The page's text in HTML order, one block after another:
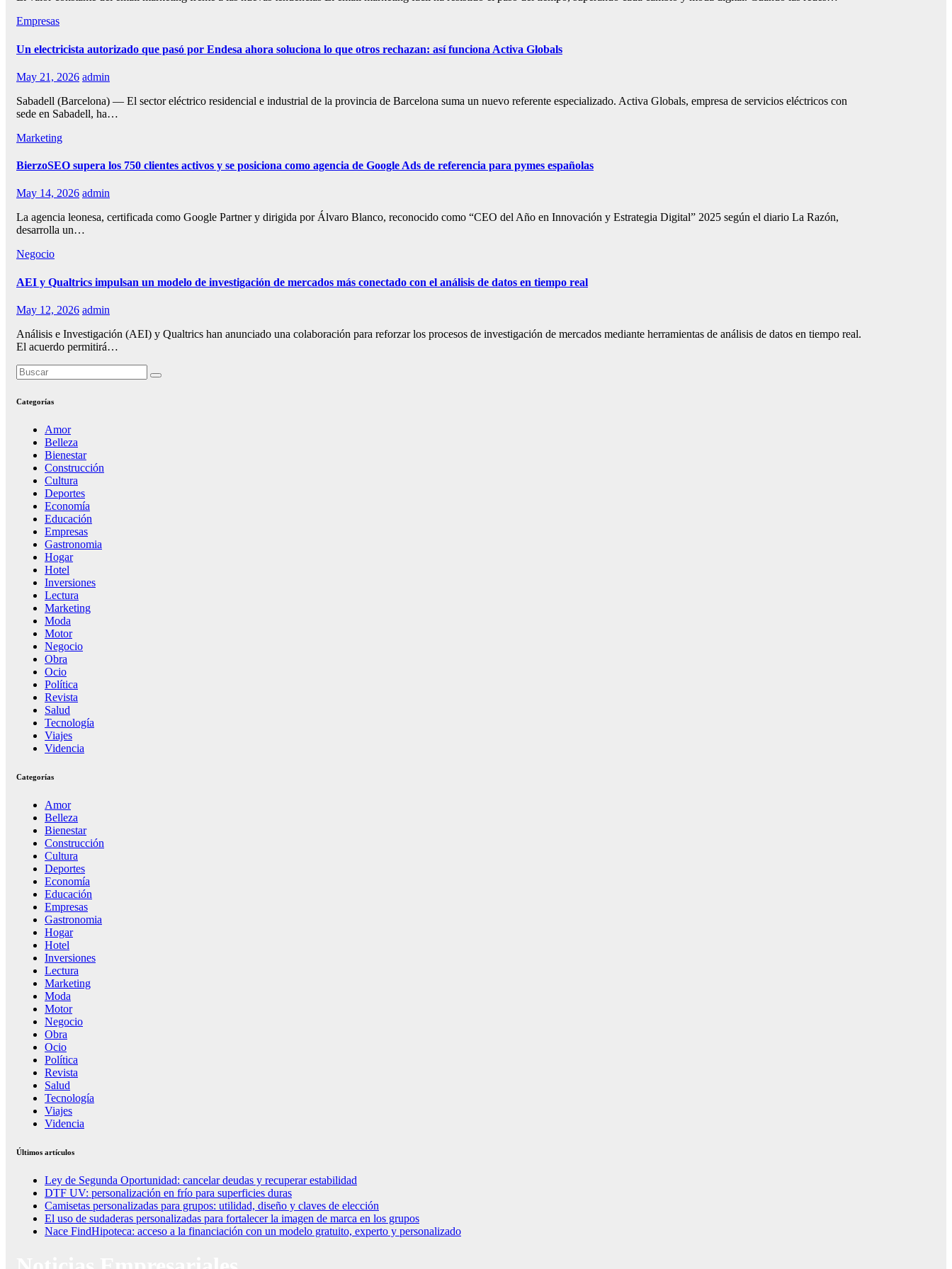
Empresas
Un electricista autorizado que pasó por Endesa ahora soluciona lo que otros rechazan: así funciona Activa Globals
May 21, 2026 admin
Sabadell (Barcelona) — El sector eléctrico residencial e industrial de la provincia de Barcelona suma un nuevo referente especializado. Activa Globals, empresa de servicios eléctricos con
sede en Sabadell, ha…
Marketing
BierzoSEO supera los 750 clientes activos y se posiciona como agencia de Google Ads de referencia para pymes españolas
May 14, 2026 admin
La agencia leonesa, certificada como Google Partner y dirigida por Álvaro Blanco, reconocido como “CEO del Año en Innovación y Estrategia Digital” 2025 según el diario La Razón,
desarrolla un…
Negocio
AEI y Qualtrics impulsan un modelo de investigación de mercados más conectado con el análisis de datos en tiempo real
May 12, 2026 admin
Análisis e Investigación (AEI) y Qualtrics han anunciado una colaboración para reforzar los procesos de investigación de mercados mediante herramientas de análisis de datos en tiempo real.
El acuerdo permitirá…
Categorías
Amor
Belleza
Bienestar
Construcción
Cultura
Deportes
Economía
Educación
Empresas
Gastronomia
Hogar
Hotel
Inversiones
Lectura
Marketing
Moda
Motor
Negocio
Obra
Ocio
Política
Revista
Salud
Tecnología
Viajes
Videncia
Categorías
Amor
Belleza
Bienestar
Construcción
Cultura
Deportes
Economía
Educación
Empresas
Gastronomia
Hogar
Hotel
Inversiones
Lectura
Marketing
Moda
Motor
Negocio
Obra
Ocio
Política
Revista
Salud
Tecnología
Viajes
Videncia
Últimos artículos
Ley de Segunda Oportunidad: cancelar deudas y recuperar estabilidad
DTF UV: personalización en frío para superficies duras
Camisetas personalizadas para grupos: utilidad, diseño y claves de elección
El uso de sudaderas personalizadas para fortalecer la imagen de marca en los grupos
Nace FindHipoteca: acceso a la financiación con un modelo gratuito, experto y personalizado